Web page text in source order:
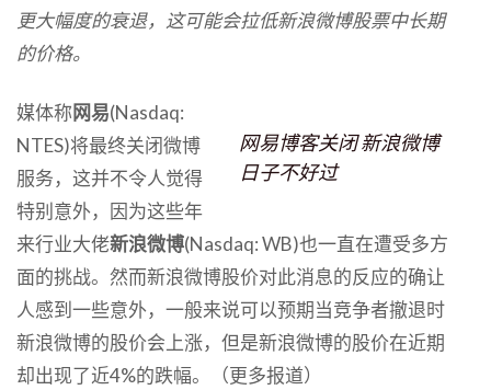
更大幅度的衰退，这可能会拉低新浪微博股票中长期
的价格。
网易博客关闭 新浪微博
日子不好过
媒体称网易(Nasdaq:
NTES)将最终关闭微博
服务，这并不令人觉得
特别意外，因为这些年
来行业大佬新浪微博(Nasdaq: WB)也一直在遭受多方
面的挑战。然而新浪微博股价对此消息的反应的确让
人感到一些意外，一般来说可以预期当竞争者撤退时
新浪微博的股价会上涨，但是新浪微博的股价在近期
却出现了近4%的跌幅。（更多报道）